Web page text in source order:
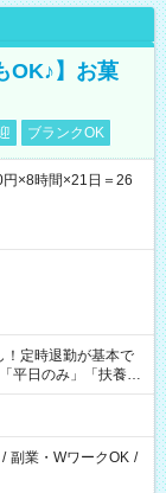
OK♪】お菓
ブランクOK
×8時間×21日＝26
定時退勤が基本で
平日のみ」「扶養内
可能。 無理な連勤
ながら、長く安心
けていただけま
/ 副業・WワークOK /